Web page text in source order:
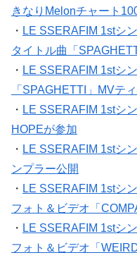
きなりMelonチャート
・ LE SSERAFIM 1stシ
タイトル曲「
・ LE SSERAFIM 1stシ
「SPAGHETTI」MVテ
・ LE SSERAFIM 1stシ
HOPEが参加
・ LE SSERAFIM 1stシ
ンプラー公開
・ LE SSERAFIM 1stシ
フォト＆ビデオ「
・ LE SSERAFIM 1stシ
フォト＆ビデオ「